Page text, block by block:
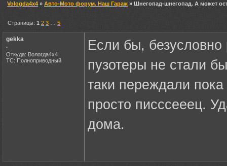
Vologda4x4 » Авто-Мото форум. Наш Гараж » Шнегопад-шнегопад. А может
Страницы:1 2 3 …5
gekka
.
Откуда: Вологда4х4
ТС: Полноприводный
Если бы,
пузотеры не стали
таки переждали
просто писссееец.
дома.